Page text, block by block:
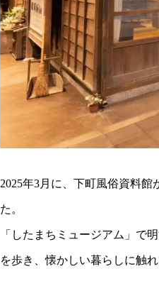
2025年3月に、下町風俗資料
た。
「したまちミュージアム」で
を歩き、懐かしい暮らしに触